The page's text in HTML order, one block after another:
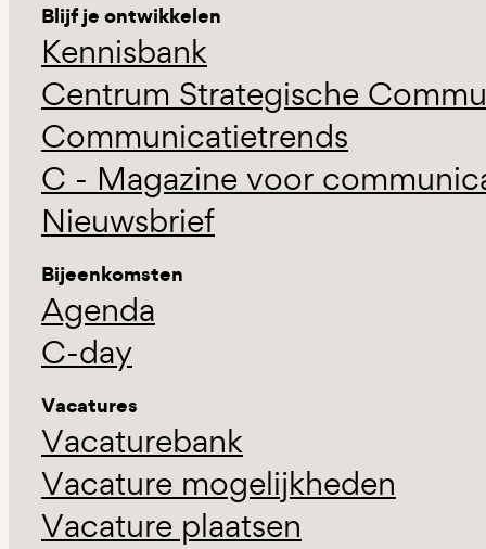
Blijf je ontwikkelen
Kennisbank
Centrum Strategische
Communicatietrends
C - Magazine voor
Nieuwsbrief
Bijeenkomsten
Agenda
C-day
Vacatures
Vacaturebank
Vacature mogelijkheden
Vacature plaatsen